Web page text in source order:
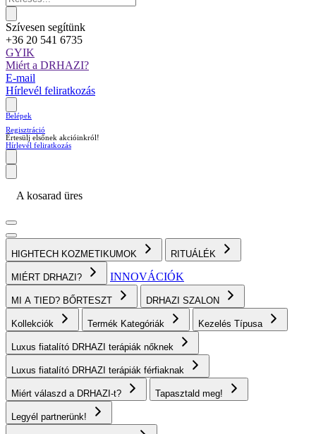
Szívesen segítünk
+36 20 541 6735
GYIK
Miért a DRHAZI?
E-mail
Hírlevél feliratkozás
Belépek
Regisztráció
Értesülj elsőnek akcióinkról!
Hírlevél feliratkozás
A kosarad üres
HIGHTECH KOZMETIKUMOK RITUÁLÉK
MIÉRT DRHAZI? INNOVÁCIÓK
MI A TIED? BŐRTESZT DRHAZI SZALON
Kollekciók Termék Kategóriák Kezelés Típusa
Luxus fiatalító DRHAZI terápiák nőknek
Luxus fiatalító DRHAZI terápiák férfiaknak
Miért válaszd a DRHAZI-t? Tapasztald meg!
Legyél partnerünk!